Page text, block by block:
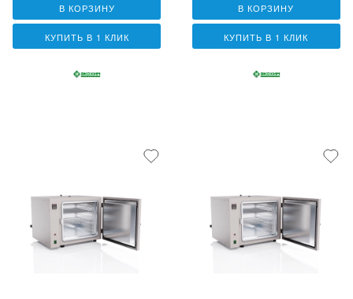
В КОРЗИНУ
КУПИТЬ В 1 КЛИК
В КОРЗИНУ
КУПИТЬ В 1 КЛИК